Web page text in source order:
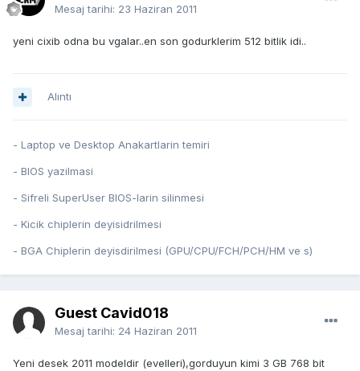
Mesaj tarihi: 23 Haziran 2011
yeni cixib odna bu vgalar..en son godurklerim 512 bitlik idi..
Alıntı
- Laptop ve Desktop Anakartlarin temiri
- BIOS yazilmasi
- Sifreli SuperUser BIOS-larin silinmesi
- Kicik chiplerin deyisidrilmesi
- BGA Chiplerin deyisdirilmesi (GPU/CPU/FCH/PCH/HM ve s)
Guest Cavid018
Mesaj tarihi: 24 Haziran 2011
Yeni desek 2011 modeldir (evelleri),gorduyun kimi 3 GB 768 bit